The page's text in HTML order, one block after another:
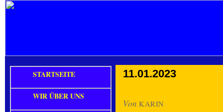
11.01.2023
Von KARIN
STARTSEITE
WIR ÜBER UNS